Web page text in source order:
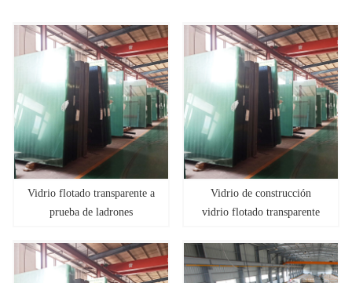
Vidrio flotado transparente a
prueba de ladrones
Vidrio de construcción
vidrio flotado transparente